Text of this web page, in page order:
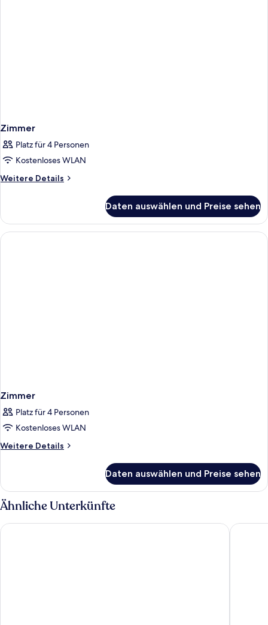
Zimmer
Platz für 4 Personen
Kostenloses WLAN
Weitere Details
Weitere
Daten auswählen und Preise sehen
Zimmer
Platz für 4 Personen
Kostenloses WLAN
Weitere Details
Weitere
Daten auswählen und Preise sehen
Ähnliche Unterkünfte
Disney's Hollywood Hotel Hong